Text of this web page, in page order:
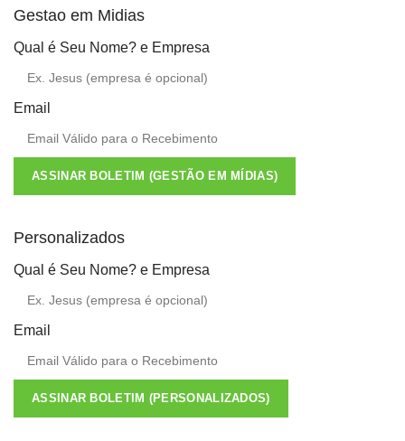
Gestao em Midias
Qual é Seu Nome? e Empresa
Email
ASSINAR BOLETIM (GESTÃO EM MÍDIAS)
Personalizados
Qual é Seu Nome? e Empresa
Email
ASSINAR BOLETIM (PERSONALIZADOS)